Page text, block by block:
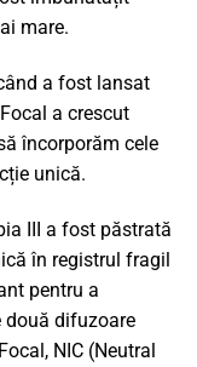
mare.
a fost lansat
a crescut
încorporăm cele
unică.
III a fost păstrată
în registrul fragil
pentru a
două difuzoare
NIC (Neutral